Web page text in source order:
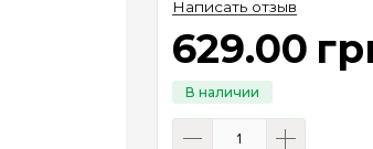
Написать отзыв
629.00